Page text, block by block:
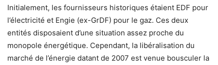
Initialement, les fournisseurs historiques étaient EDF pour
l’électricité et Engie (ex-GrDF) pour le gaz. Ces deux
entités disposaient d’une situation assez proche du
monopole énergétique. Cependant, la libéralisation du
marché de l’énergie datant de 2007 est venue bousculer la